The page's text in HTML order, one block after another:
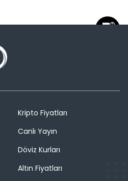
Kripto Fiyatları
Canlı Yayın
Döviz Kurları
Altın Fiyatları